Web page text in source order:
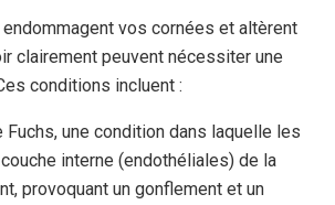
vos cornées et altèrent
clairement peuvent nécessiter une
conditions incluent :
Fuchs, une condition dans laquelle les
interne (endothéliales) de la
provoquant un gonflement et un